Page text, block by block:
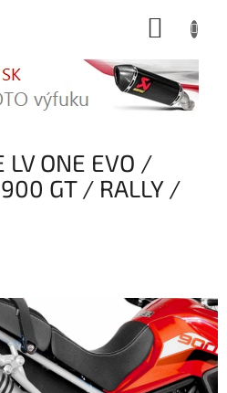
LV ONE EVO /
GT / RALLY /